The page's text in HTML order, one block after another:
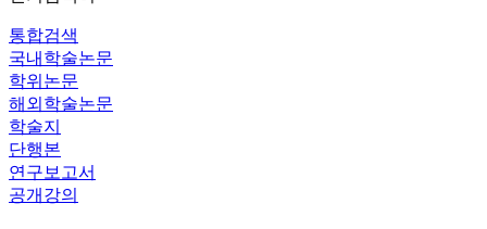
통합검색
국내학술논문
학위논문
해외학술논문
학술지
단행본
연구보고서
공개강의